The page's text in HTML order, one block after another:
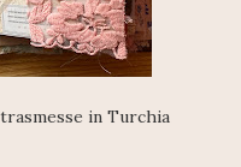
in Turchia